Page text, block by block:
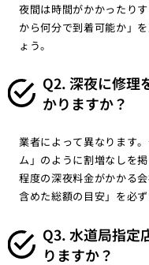
夜間は時間がかかったり
から何分で到着可能か」
ょう。
Q2. 深夜に修理
かりますか？
業者によって異なります
ム」のように割増なしを
程度の深夜料金がかかる
含めた総額の目安」を必
Q3. 水道局指定
りますか？